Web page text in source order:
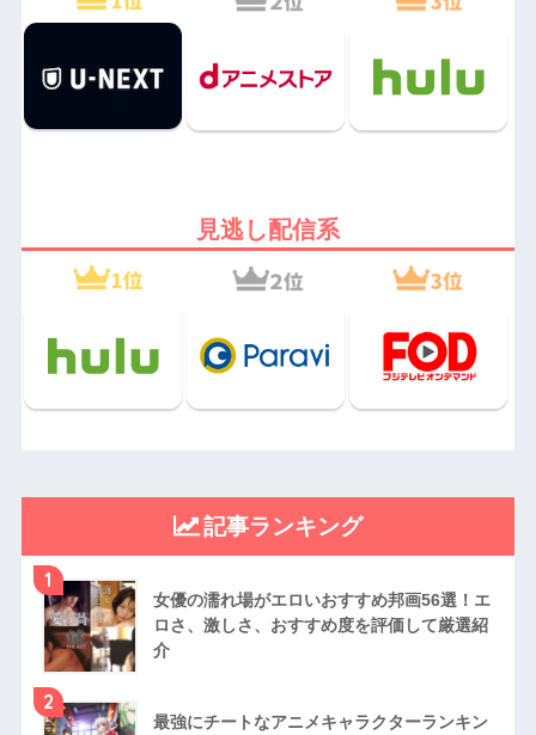
見逃し配信系
記事ランキング
1
女優の濡れ場がエロいおすすめ邦画56選！エ
ロさ、激しさ、おすすめ度を評価して厳選紹
介
2
最強にチートなアニメキャラクターランキン